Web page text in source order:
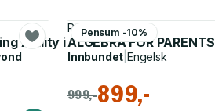
Ability in Mathematics
Pensum -10%
Ron Aharoni
ALGEBRA FOR PARENTS
Innbundet |Engelsk
999,-899,-